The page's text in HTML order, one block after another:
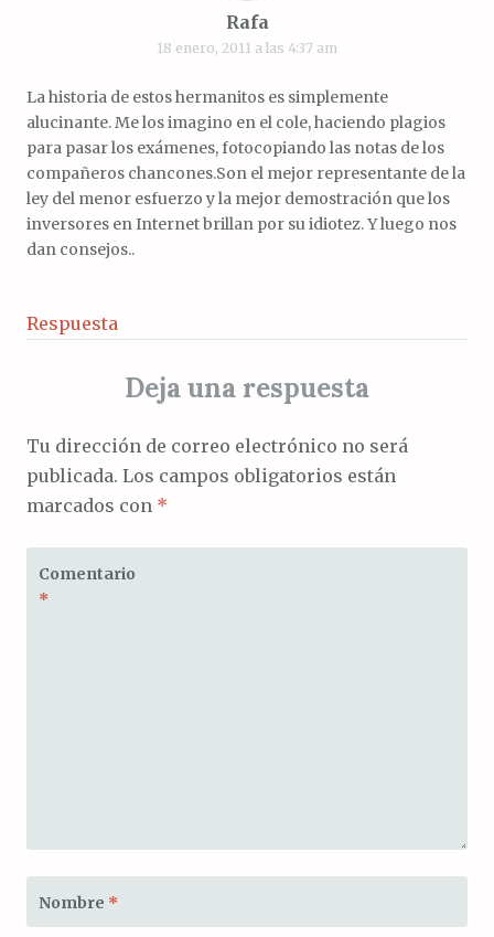
Rafa
18 enero, 2011 a las 4:37 am
La historia de estos hermanitos es simplemente
alucinante. Me los imagino en el cole, haciendo plagios
para pasar los exámenes, fotocopiando las notas de los
compañeros chancones.Son el mejor representante de la
ley del menor esfuerzo y la mejor demostración que los
inversores en Internet brillan por su idiotez. Y luego nos
dan consejos..
Respuesta
Deja una respuesta
Tu dirección de correo electrónico no será
publicada. Los campos obligatorios están
marcados con *
Comentario
*
Nombre *